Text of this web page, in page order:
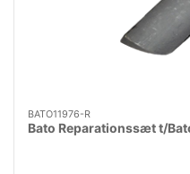
BATO11976-R
Bato Reparationssæt t/